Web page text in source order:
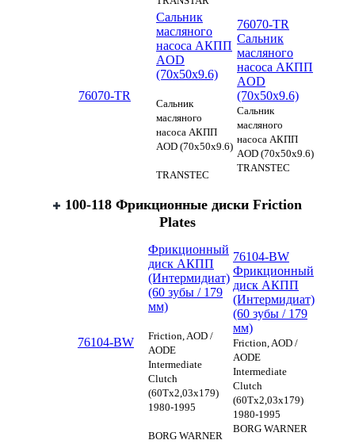
76070-TR
Сальник
масляного
насоса АКПП
AOD
(70x50x9.6)
Сальник
масляного
насоса АКПП
AOD (70x50x9.6)
TRANSTEC
76070-TR
Сальник
масляного
насоса АКПП
AOD
(70x50x9.6)
Сальник
масляного
насоса АКПП
AOD (70x50x9.6)
TRANSTEC
100-118 Фрикционные диски Friction
Plates
76104-BW
Фрикционный
диск АКПП
(Интермидиат)
(60 зубы / 179
мм)
Friction, AOD /
AODE
Intermediate
Clutch
(60Tx2,03x179)
1980-1995
BORG WARNER
76104-BW
Фрикционный
диск АКПП
(Интермидиат)
(60 зубы / 179
мм)
Friction, AOD /
AODE
Intermediate
Clutch
(60Tx2,03x179)
1980-1995
BORG WARNER